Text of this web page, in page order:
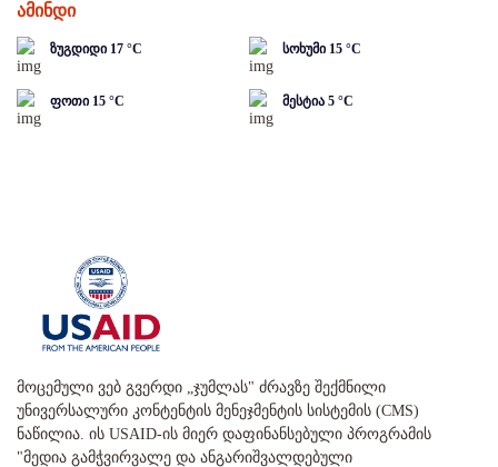
ამინდი
ზუგდიდი 17 °C სოხუმი 15 °C
ფოთი 15 °C მესტია 5 °C
მოცემული ვებ გვერდი „ჯუმლას" ძრავზე შექმნილი
უნივერსალური კონტენტის მენეჯმენტის სისტემის (CMS)
ნაწილია. ის USAID-ის მიერ დაფინანსებული პროგრამის
"მედია გამჭვირვალე და ანგარიშვალდებული